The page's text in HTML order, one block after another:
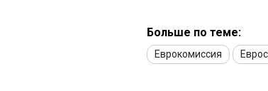
Больше по теме:
Еврокомиссия